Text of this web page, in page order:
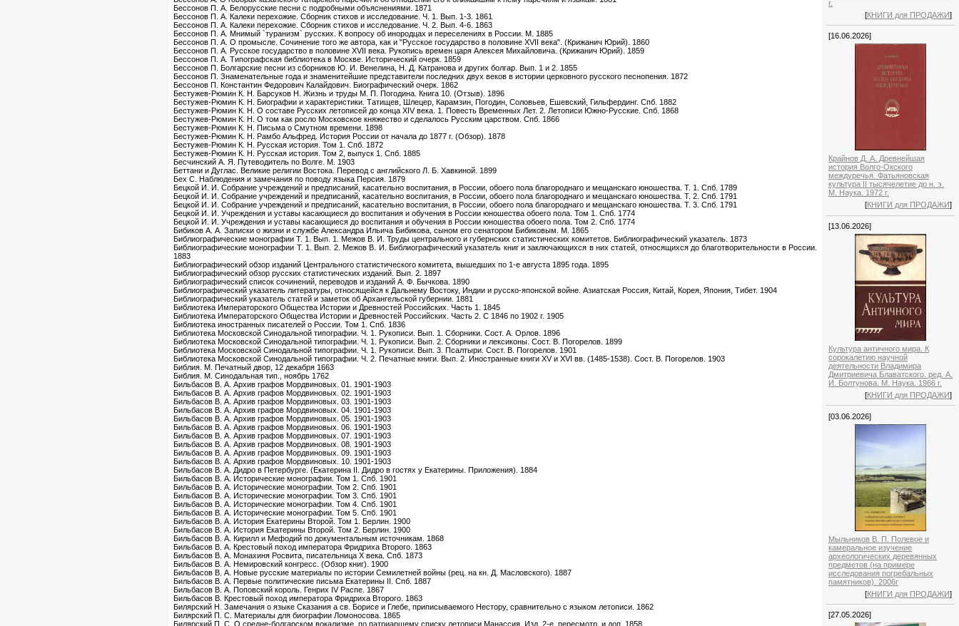
Бессонов П. А. Белорусские песни с подробными объяснениями. 1871
Бессонов П. А. Калеки перехожие. Сборник стихов и исследование. Ч. 1. Вып. 1-3. 1861
Бессонов П. А. Калеки перехожие. Сборник стихов и исследование. Ч. 2. Вып. 4-6. 1863
Бессонов П. А. Мнимый `туранизм` русских. К вопросу об инородцах и переселениях в России. М. 1885
Бессонов П. А. О промысле. Сочинение того же автора, как и "Русское государство в половине XVII века". (Крижанич Юрий). 1860
Бессонов П. А. Русское государство в половине XVII века. Рукопись времен царя Алексея Михайловича. (Крижанич Юрий). 1859
Бессонов П. А. Типографская библиотека в Москве. Исторический очерк. 1859
Бессонов П. Болгарские песни из сборников Ю. И. Венелина, Н. Д. Катранова и других болгар. Вып. 1 и 2. 1855
Бессонов П. Знаменательные года и знаменитейшие представители последних двух веков в истории церковного русского песнопения. 1872
Бессонов П. Константин Федорович Калайдович. Биографический очерк. 1862
Бестужев-Рюмин К. Н. Барсуков Н. Жизнь и труды М. П. Погодина. Книга 10. (Отзыв). 1896
Бестужев-Рюмин К. Н. Биографии и характеристики. Татищев, Шлецер, Карамзин, Погодин, Соловьев, Ешевский, Гильфердинг. Спб. 1882
Бестужев-Рюмин К. Н. О составе Русских летописей до конца XIV века. 1. Повесть Временных Лет. 2. Летописи Южно-Русские. Спб. 1868
Бестужев-Рюмин К. Н. О том как росло Московское княжество и сделалось Русским царством. Спб. 1866
Бестужев-Рюмин К. Н. Письма о Смутном времени. 1898
Бестужев-Рюмин К. Н. Рамбо Альфред. История России от начала до 1877 г. (Обзор). 1878
Бестужев-Рюмин К. Н. Русская история. Том 1. Спб. 1872
Бестужев-Рюмин К. Н. Русская история. Том 2, выпуск 1. Спб. 1885
Бесчинский А. Я. Путеводитель по Волге. М. 1903
Беттани и Дуглас. Великие религии Востока. Перевод с английского Л. Б. Хавкиной. 1899
Бех С. Наблюдения и замечания по поводу языка Персия. 1879
Бецкой И. И. Собрание учреждений и предписаний, касательно воспитания, в России, обоего пола благороднаго и мещанскаго юношества. Т. 1. Спб. 1789
Бецкой И. И. Собрание учреждений и предписаний, касательно воспитания, в России, обоего пола благороднаго и мещанскаго юношества. Т. 2. Спб. 1791
Бецкой И. И. Собрание учреждений и предписаний, касательно воспитания, в России, обоего пола благороднаго и мещанскаго юношества. Т. 3. Спб. 1791
Бецкой И. И. Учреждения и уставы касающиеся до воспитания и обучения в России юношества обоего пола. Том 1. Спб. 1774
Бецкой И. И. Учреждения и уставы касающиеся до воспитания и обучения в России юношества обоего пола. Том 2. Спб. 1774
Бибиков А. А. Записки о жизни и службе Александра Ильича Бибикова, сыном его сенатором Бибиковым. М. 1865
Библиографические монографии Т. 1. Вып. 1. Межов В. И. Труды центрального и губернских статистических комитетов. Библиографический указатель. 1873
Библиографические монографии Т. 1. Вып. 2. Межов В. И. Библиографический указатель книг и заключающихся в них статей, относящихся до благотворительности в России.
1883
Библиографический обзор изданий Центрального статистического комитета, вышедших по 1-е августа 1895 года. 1895
Библиографический обзор русских статистических изданий. Вып. 2. 1897
Библиографический список сочинений, переводов и изданий А. Ф. Бычкова. 1890
Библиографический указатель литературы, относящейся к Дальнему Востоку, Индии и русско-японской войне. Азиатская Россия, Китай, Корея, Япония, Тибет. 1904
Библиографический указатель статей и заметок об Архангельской губернии. 1881
Библиотека Императорского Общества Истории и Древностей Российских. Часть 1. 1845
Библиотека Императорского Общества Истории и Древностей Российских. Часть 2. С 1846 по 1902 г. 1905
Библиотека иностранных писателей о России. Том 1. Спб. 1836
Библиотека Московской Синодальной типографии. Ч. 1. Рукописи. Вып. 1. Сборники. Сост. А. Орлов. 1896
Библиотека Московской Синодальной типографии. Ч. 1. Рукописи. Вып. 2. Сборники и лексиконы. Сост. В. Погорелов. 1899
Библиотека Московской Синодальной типографии. Ч. 1. Рукописи. Вып. 3. Псалтыри. Сост. В. Погорелов. 1901
Библиотека Московской Синодальной типографии. Ч. 2. Печатные книги. Вып. 2. Иностранные книги XV и XVI вв. (1485-1538). Сост. В. Погорелов. 1903
Библия. М. Печатный двор, 12 декабря 1663
Библия. М. Синодальная тип., ноябрь 1762
Бильбасов В. А. Архив графов Мордвиновых. 01. 1901-1903
Бильбасов В. А. Архив графов Мордвиновых. 02. 1901-1903
Бильбасов В. А. Архив графов Мордвиновых. 03. 1901-1903
Бильбасов В. А. Архив графов Мордвиновых. 04. 1901-1903
Бильбасов В. А. Архив графов Мордвиновых. 05. 1901-1903
Бильбасов В. А. Архив графов Мордвиновых. 06. 1901-1903
Бильбасов В. А. Архив графов Мордвиновых. 07. 1901-1903
Бильбасов В. А. Архив графов Мордвиновых. 08. 1901-1903
Бильбасов В. А. Архив графов Мордвиновых. 09. 1901-1903
Бильбасов В. А. Архив графов Мордвиновых. 10. 1901-1903
Бильбасов В. А. Дидро в Петербурге. (Екатерина II. Дидро в гостях у Екатерины. Приложения). 1884
Бильбасов В. А. Исторические монографии. Том 1. Спб. 1901
Бильбасов В. А. Исторические монографии. Том 2. Спб. 1901
Бильбасов В. А. Исторические монографии. Том 3. Спб. 1901
Бильбасов В. А. Исторические монографии. Том 4. Спб. 1901
Бильбасов В. А. Исторические монографии. Том 5. Спб. 1901
Бильбасов В. А. История Екатерины Второй. Том 1. Берлин. 1900
Бильбасов В. А. История Екатерины Второй. Том 2. Берлин. 1900
Бильбасов В. А. Кирилл и Мефодий по документальным источникам. 1868
Бильбасов В. А. Крестовый поход императора Фридриха Второго. 1863
Бильбасов В. А. Монахиня Росвита, писательница X века. Спб. 1873
Бильбасов В. А. Немировский конгресс. (Обзор книг). 1900
Бильбасов В. А. Новые русские материалы по истории Семилетней войны (рец. на кн. Д. Масловского). 1887
Бильбасов В. А. Первые политические письма Екатерины II. Спб. 1887
Бильбасов В. А. Поповский король. Генрих IV Распе. 1867
Бильбасов В. Крестовый поход императора Фридриха Второго. 1863
Билярский Н. Замечания о языке Сказания а св. Борисе и Глебе, приписываемого Нестору, сравнительно с языком летописи. 1862
Билярский П. С. Материалы для биографии Ломоносова. 1865
Билярский П. С. О средне-болгарском вокализме, по патриаршему списку летописи Манассия. Изд. 2-е, пересмотр. и доп. 1858
г.
[КНИГИ для ПРОДАЖИ]
[16.06.2026]
Крайнов Д. А. Древнейшая
история Волго-Окского
междуречья. Фатьяновская
культура II тысячелетие до н. э.
М. Наука. 1972 г.
[КНИГИ для ПРОДАЖИ]
[13.06.2026]
Культура античного мира. К
сорокалетию научной
деятельности Владимира
Дмитриевича Блаватского. ред. А.
И. Болтунова. М. Наука. 1966 г.
[КНИГИ для ПРОДАЖИ]
[03.06.2026]
Мыльников В. П. Полевое и
камеральное изучение
археологических деревянных
предметов (на примере
исследования погребальных
памятников). 2006г
[КНИГИ для ПРОДАЖИ]
[27.05.2026]